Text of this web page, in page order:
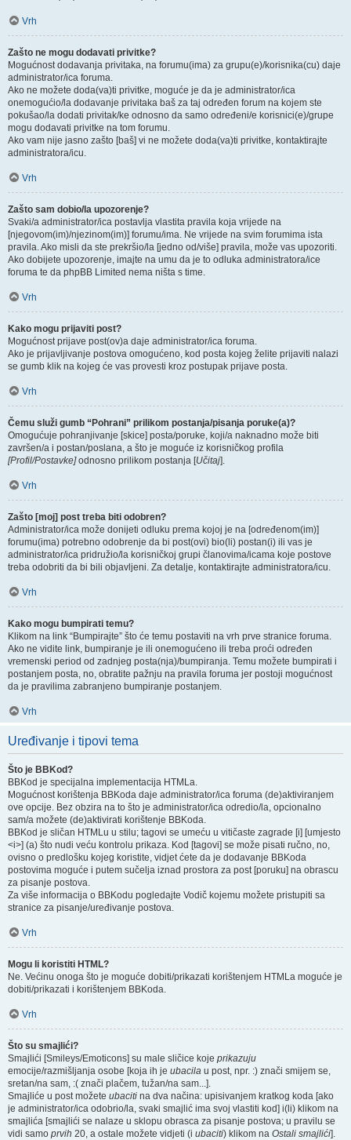
Vrh
Zašto ne mogu dodavati privitke?
Mogućnost dodavanja privitaka, na forumu(ima) za grupu(e)/korisnika(cu) daje
administrator/ica foruma.
Ako ne možete doda(va)ti privitke, moguće je da je administrator/ica
onemogućio/la dodavanje privitaka baš za taj određen forum na kojem ste
pokušao/la dodati privitak/ke odnosno da samo određeni/e korisnici(e)/grupe
mogu dodavati privitke na tom forumu.
Ako vam nije jasno zašto [baš] vi ne možete doda(va)ti privitke, kontaktirajte
administratora/icu.
Vrh
Zašto sam dobio/la upozorenje?
Svaki/a administrator/ica postavlja vlastita pravila koja vrijede na
[njegovom(im)/njezinom(im)] forumu/ima. Ne vrijede na svim forumima ista
pravila. Ako misli da ste prekršio/la [jedno od/više] pravila, može vas upozoriti.
Ako dobijete upozorenje, imajte na umu da je to odluka administratora/ice
foruma te da phpBB Limited nema ništa s time.
Vrh
Kako mogu prijaviti post?
Mogućnost prijave post(ov)a daje administrator/ica foruma.
Ako je prijavljivanje postova omogućeno, kod posta kojeg želite prijaviti nalazi
se gumb klik na kojeg će vas provesti kroz postupak prijave posta.
Vrh
Čemu služi gumb “Pohrani” prilikom postanja/pisanja poruke(a)?
Omogućuje pohranjivanje [skice] posta/poruke, koji/a naknadno može biti
završen/a i postan/poslana, a što je moguće iz korisničkog profila
[Profil/Postavke]odnosno prilikom postanja [Učitaj].
Vrh
Zašto [moj] post treba biti odobren?
Administrator/ica može donijeti odluku prema kojoj je na [određenom(im)]
forumu(ima) potrebno odobrenje da bi post(ovi) bio(li) postan(i) ili vas je
administrator/ica pridružio/la korisničkoj grupi članovima/icama koje postove
treba odobriti da bi bili objavljeni. Za detalje, kontaktirajte administratora/icu.
Vrh
Kako mogu bumpirati temu?
Klikom na link “Bumpirajte” što će temu postaviti na vrh prve stranice foruma.
Ako ne vidite link, bumpiranje je ili onemogućeno ili treba proći određen
vremenski period od zadnjeg posta(nja)/bumpiranja. Temu možete bumpirati i
postanjem posta, no, obratite pažnju na pravila foruma jer postoji mogućnost
da je pravilima zabranjeno bumpiranje postanjem.
Vrh
Uređivanje i tipovi tema
Što je BBKod?
BBKod je specijalna implementacija HTMLa.
Mogućnost korištenja BBKoda daje administrator/ica foruma (de)aktiviranjem
ove opcije. Bez obzira na to što je administrator/ica odredio/la, opcionalno
sam/a možete (de)aktivirati korištenje BBKoda.
BBKod je sličan HTMLu u stilu; tagovi se umeću u vitičaste zagrade [i] [umjesto
<i>] (a) što nudi veću kontrolu prikaza. Kod [tagovi] se može pisati ručno, no,
ovisno o predlošku kojeg koristite, vidjet ćete da je dodavanje BBKoda
postovima moguće i putem sučelja iznad prostora za post [poruku] na obrascu
za pisanje postova.
Za više informacija o BBKodu pogledajte Vodič kojemu možete pristupiti sa
stranice za pisanje/uređivanje postova.
Vrh
Mogu li koristiti HTML?
Ne. Većinu onoga što je moguće dobiti/prikazati korištenjem HTMLa moguće je
dobiti/prikazati i korištenjem BBKoda.
Vrh
Što su smajlići?
Smajlići [Smileys/Emoticons] su male sličice koje prikazuju
emocije/razmišljanja osobe [koja ih je ubacila u post, npr. :) znači smijem se,
sretan/na sam, :( znači plačem, tužan/na sam...].
Smajliće u post možete ubaciti na dva načina: upisivanjem kratkog koda [ako
je administrator/ica odobrio/la, svaki smajlić ima svoj vlastiti kod] i(li) klikom na
smajlića [smajlići se nalaze u sklopu obrasca za pisanje postova; u pravilu se
vidi samo prvih 20, a ostale možete vidjeti (i ubaciti) klikom na Ostali smajlići].